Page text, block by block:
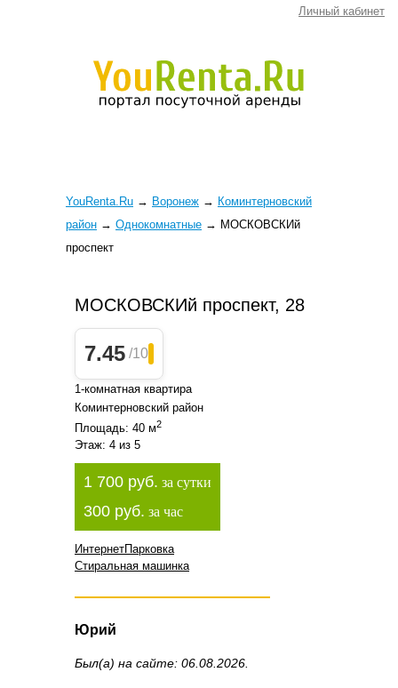
Личный кабинет
YouRenta.Ru → Воронеж → Коминтерновский
район → Однокомнатные → МОСКОВСКИй
проспект
МОСКОВСКИй проспект, 28
7.45 /10
1-комнатная квартира
Коминтерновский район
Площадь: 40 м2
Этаж: 4 из 5
1 700 руб. за сутки
300 руб. за час
ИнтернетПарковка
Стиральная машинка
Юрий
Был(а) на сайте: 06.08.2026.